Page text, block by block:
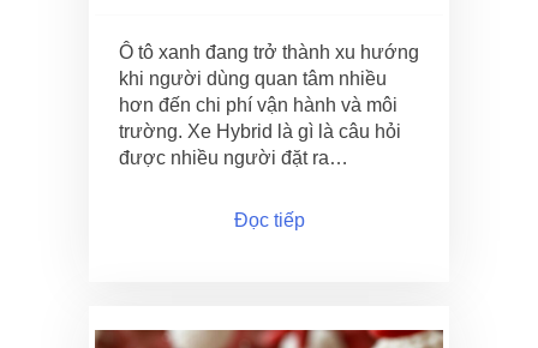
Ô tô xanh đang trở thành xu hướng
khi người dùng quan tâm nhiều
hơn đến chi phí vận hành và môi
trường. Xe Hybrid là gì là câu hỏi
được nhiều người đặt ra…
Đọc tiếp